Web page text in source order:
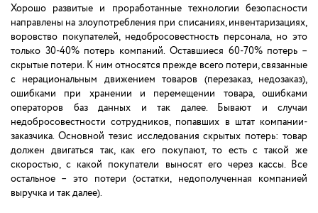
Хорошо развитые и проработанные технологии безопасности
направлены на злоупотребления при списаниях, инвентаризациях,
воровство покупателей, недобросовестность персонала, но это
только 30-40% потерь компаний. Оставшиеся 60-70% потерь –
скрытые потери. К ним относятся прежде всего потери, связанные
с нерациональным движением товаров (перезаказ, недозаказ),
ошибками при хранении и перемещении товара, ошибками
операторов баз данных и так далее. Бывают и случаи
недобросовестности сотрудников, попавших в штат компании-
заказчика. Основной тезис исследования скрытых потерь: товар
должен двигаться так, как его покупают, то есть с такой же
скоростью, с какой покупатели выносят его через кассы. Все
остальное – это потери (остатки, недополученная компанией
выручка и так далее).